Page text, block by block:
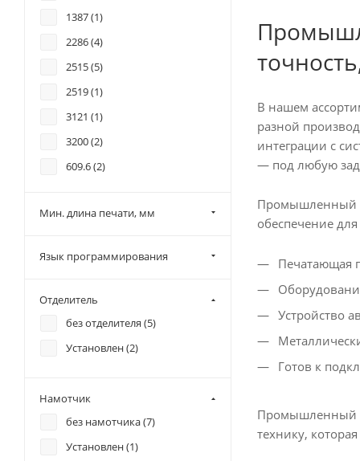
В нашем
разной
интеграции с
— под любую
Промышленный
обеспечение
Печатающая
Устройство
Готов к
Промышленный
технику,
1387 (1)
2286 (4)
2515 (5)
2519 (1)
3121 (1)
3200 (2)
609.6 (2)
7100 (2 )
1016 (
1270 (
2286 (
2540 (
Мин. длина печати, мм
Язык программирования
Отделитель
без отделителя (5)
Установлен (2)
Намотчик
без намотчика (7)
Установлен (1)